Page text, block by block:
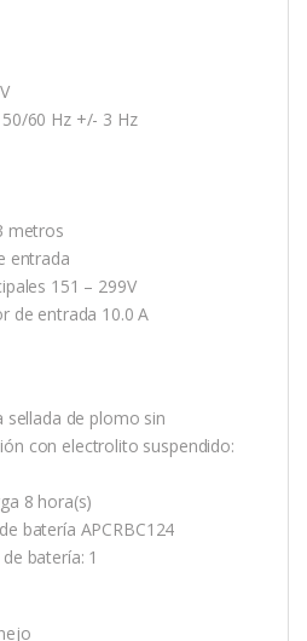
60 Hz +/- 3 Hz
metros
entrada
151 – 299V
de entrada 10.0 A
sellada de plomo sin
con electrolito suspendido:
8 hora(s)
batería APCRBC124
batería: 1